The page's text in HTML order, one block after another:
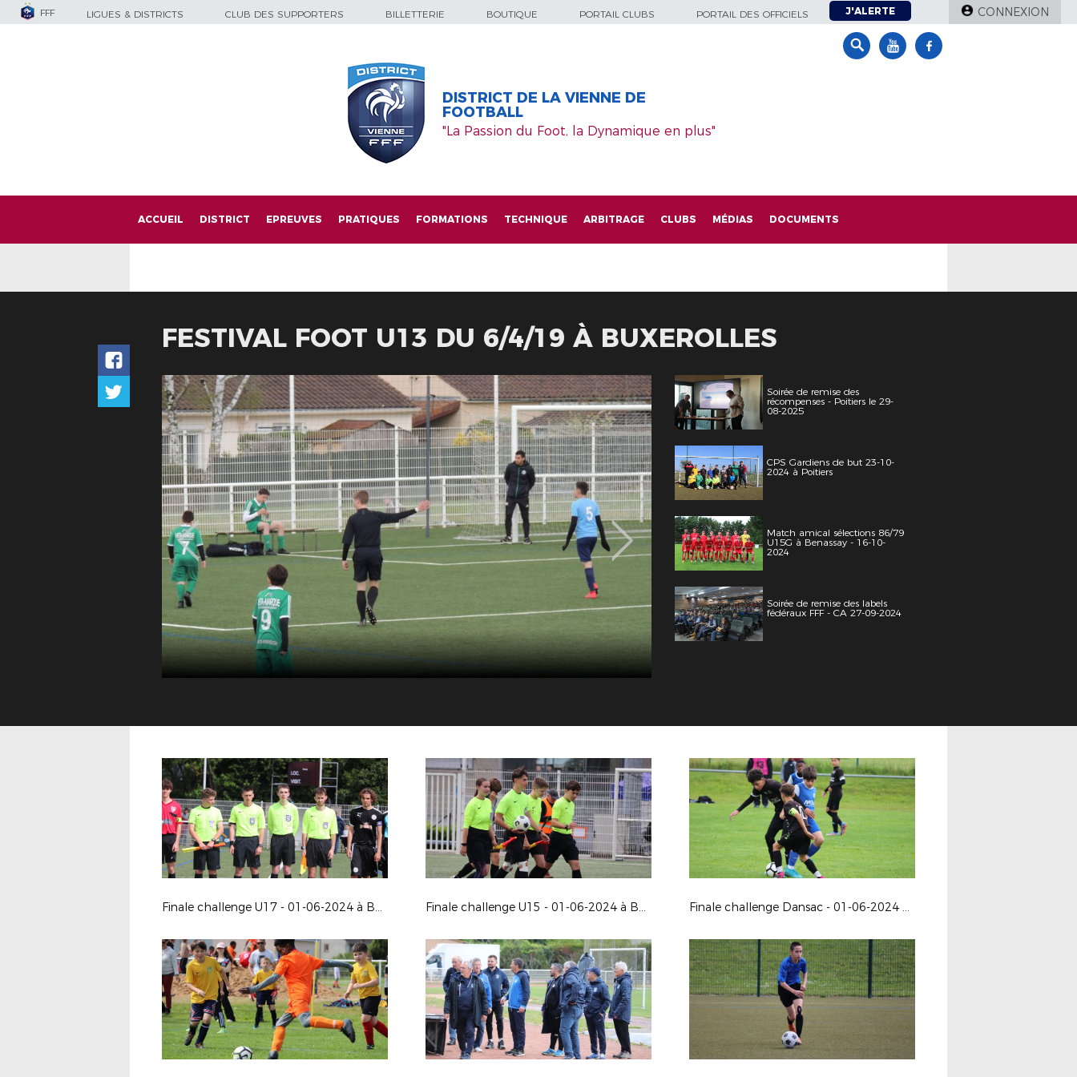
FFF LIGUES & DISTRICTS CLUB DES SUPPORTERS BILLETTERIE BOUTIQUE PORTAIL CLUBS PORTAIL DES OFFICIELS J'ALERTE CONNEXION
DISTRICT DE LA VIENNE DE
FOOTBALL
"La Passion du Foot, la Dynamique en plus"
ACCUEIL DISTRICT EPREUVES PRATIQUES FORMATIONS TECHNIQUE ARBITRAGE CLUBS MÉDIAS DOCUMENTS
FESTIVAL FOOT U13 DU 6/4/19 À BUXEROLLES
Soirée de remise des
récompenses - Poitiers le 29-
08-2025
CPS Gardiens de but 23-10-
2024 à Poitiers
Match amical sélections 86/79
U15G à Benassay - 16-10-
2024
Soirée de remise des labels
fédéraux FFF - CA 27-09-2024
Finale challenge U17 - 01-06-2024 à Buxerolles Finale challenge U15 - 01-06-2024 à Buxerolles Finale challenge Dansac - 01-06-2024 à Buxerolles